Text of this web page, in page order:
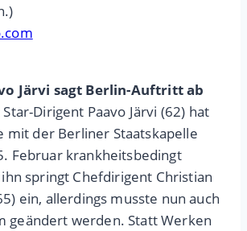
Järvi sagt Berlin-Auftritt ab
Dirigent Paavo Järvi (62) hat
mit der Berliner Staatskapelle
Februar krankheitsbedingt
springt Chefdirigent Christian
ein, allerdings musste nun auch
geändert werden. Statt Werken